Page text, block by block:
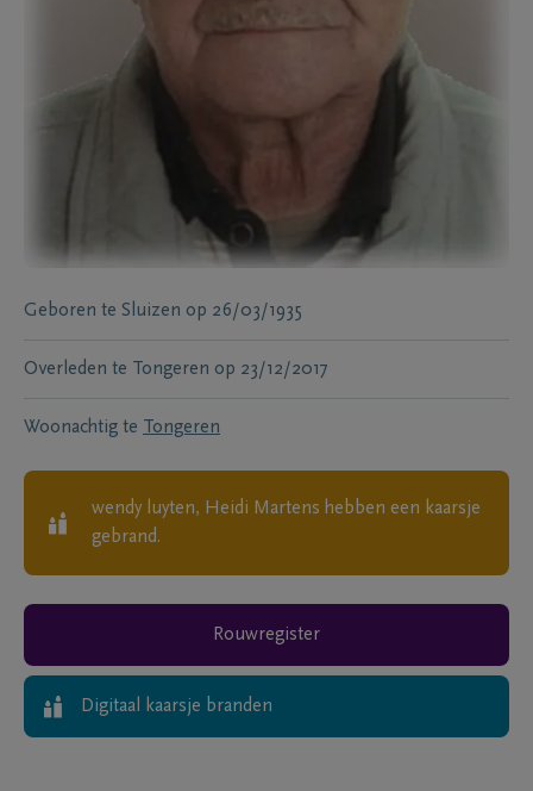
Geboren te Sluizen op 26/03/1935
Overleden te Tongeren op 23/12/2017
Woonachtig te Tongeren
wendy luyten, Heidi Martens hebben een kaarsje
gebrand.
Rouwregister
Digitaal kaarsje branden